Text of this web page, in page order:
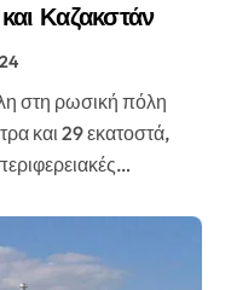
Καζακστάν
και 29 εκατοστά,